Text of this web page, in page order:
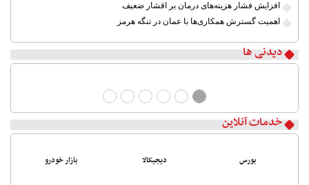
افزایش فشار هزینه‌های درمان بر اقشار ضعیف
اهمیت گسترش همکاری‌ها با عمان در تنگه هرمز
دیدنی ها
خدمات آنلاین
بورس دیجیکالا بازار خودرو